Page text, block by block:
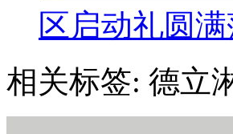
区启动礼圆
相关标签: 德立